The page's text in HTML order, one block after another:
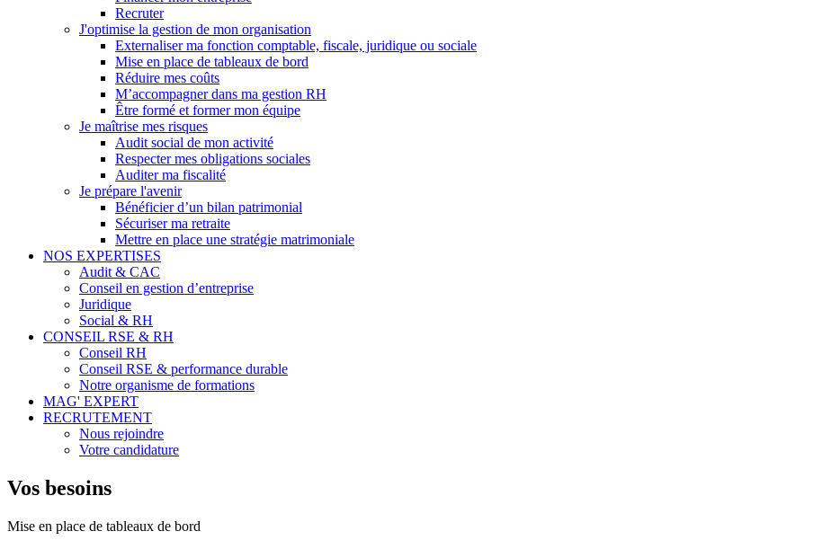
Recruter
J'optimise la gestion de mon organisation
Externaliser ma fonction comptable, fiscale, juridique ou sociale
Mise en place de tableaux de bord
Réduire mes coûts
M’accompagner dans ma gestion RH
Être formé et former mon équipe
Je maîtrise mes risques
Audit social de mon activité
Respecter mes obligations sociales
Auditer ma fiscalité
Je prépare l'avenir
Bénéficier d’un bilan patrimonial
Sécuriser ma retraite
Mettre en place une stratégie matrimoniale
NOS EXPERTISES
Audit & CAC
Conseil en gestion d’entreprise
Juridique
Social & RH
CONSEIL RSE & RH
Conseil RH
Conseil RSE & performance durable
Notre organisme de formations
MAG' EXPERT
RECRUTEMENT
Nous rejoindre
Votre candidature
Vos besoins
Mise en place de tableaux de bord